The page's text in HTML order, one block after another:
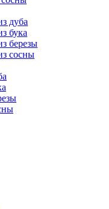
дуба
бука
березы
сосны